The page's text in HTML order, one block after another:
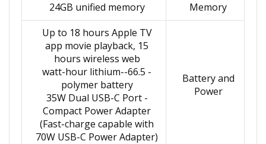
Memory
24GB unified memory
Battery and
Power
Up to 18 hours Apple TV
app movie playback, 15
hours wireless web
- 66.5-watt-hour lithium-
polymer battery
- 35W Dual USB-C Port
Compact Power Adapter
(Fast-charge capable with
70W USB-C Power Adapter)